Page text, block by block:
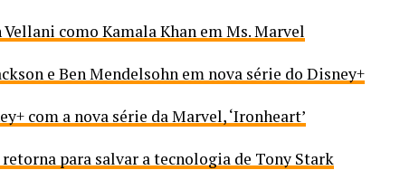
como Kamala Khan em Ms. Marvel
e Ben Mendelsohn em nova série do Disney+
com a nova série da Marvel, ‘Ironheart’
para salvar a tecnologia de Tony Stark